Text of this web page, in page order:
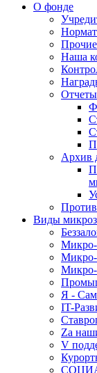
О фонде
Наша
Отчеты
Архив
Виды
Микро-
Микро-
Микро-
Я -
IT-
Za
V